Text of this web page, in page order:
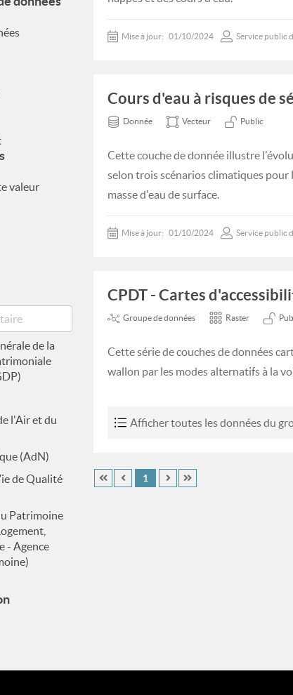
valeur
de la
l'Air et du
(AdN)
de Qualité
Patrimoine
- Agence
Mise à jour: 01/10/2024 Service public
Cours d'eau à risques de
Donnée Vecteur Public
Cette couche de donnée illustre
selon trois scénarios climatiques
masse d'eau de surface.
Mise à jour: 01/10/2024 Service public
CPDT - Cartes
Groupe de données Raster
Cette série de couches de données
wallon par les modes alternatifs à la
Afficher toutes les données du
1